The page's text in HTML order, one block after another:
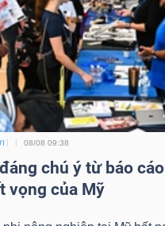
08/08 09:38
chú ý từ báo
vọng của Mỹ